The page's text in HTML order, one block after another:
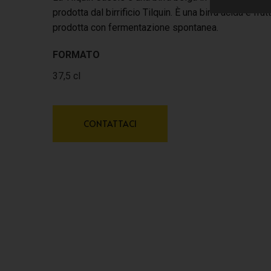
prodotta dal birrificio Tilquin. È una birra acida e
prodotta con fermentazione spontanea.
FORMATO
37,5 cl
CONTATTACI